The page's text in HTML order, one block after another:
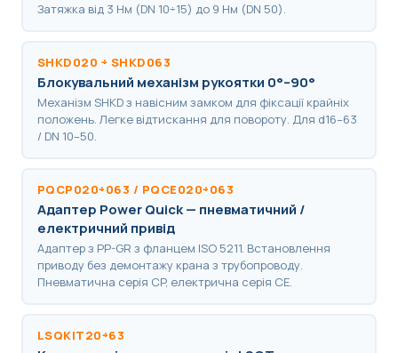
Затяжка від 3 Нм (DN 10÷15) до 9 Нм (DN 50).
SHKD020 ÷ SHKD063
Блокувальний механізм рукоятки 0°–90°
Механізм SHKD з навісним замком для фіксації крайніх
положень. Легке відтискання для повороту. Для d16–63
/ DN 10–50.
PQCP020÷063 / PQCE020÷063
Адаптер Power Quick — пневматичний /
електричний привід
Адаптер з PP-GR з фланцем ISO 5211. Встановлення
приводу без демонтажу крана з трубопроводу.
Пневматична серія CP, електрична серія CE.
LSQKIT20÷63